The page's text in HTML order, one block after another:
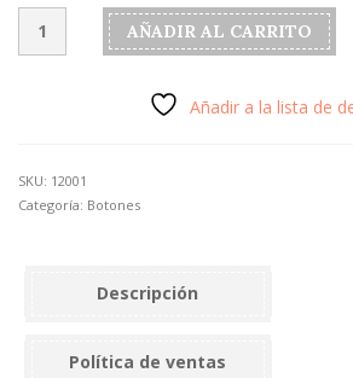
modelo
AÑADIR AL CARRITO
Añadir a la lista de
SKU: 12001
Categoría: Botones
Descripción
Política de ventas